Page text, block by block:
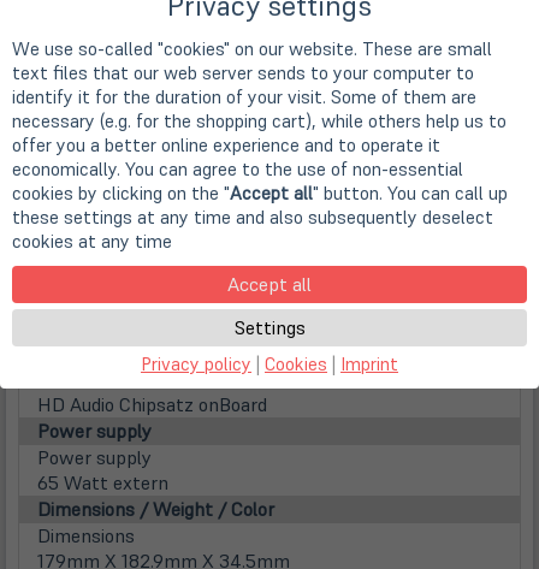
Kein WLAN Modul vorhanden
Bluetooth
nicht vorhanden
Schnittstellen / Anschlüsse / Steckplätze
Card Reader
nicht vorhanden
Front interfaces
2x USB 3.0 (Davon 1x always on)
Mikrofon + Kopfhörer (Line In+Line out)
Monitor Anschlüsse
2x DisplayPort
Rear interfaces
Audio and TV
HD Audio Chipsatz onBoard
Power supply
Power supply
65 Watt extern
Dimensions / Weight / Color
Dimensions
179mm X 182.9mm X 34.5mm
We use so-called "cookies" on our website. These are small
text files that our web server sends to your computer to
identify it for the duration of your visit. Some of them are
necessary (e.g. for the shopping cart), while others help us to
offer you a better online experience and to operate it
economically. You can agree to the use of non-essential
cookies by clicking on the "Accept all" button. You can call up
these settings at any time and also subsequently deselect
cookies at any time
Accept all
Settings
Privacy policy | Cookies | Imprint